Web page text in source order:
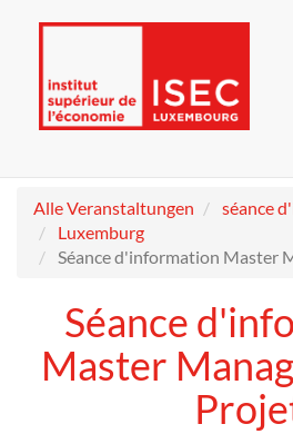
Alle Veranstaltungen
séance
Luxemburg
Séance d'information Master
Séance
Master